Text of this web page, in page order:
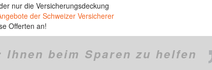
nur die Versicherungsdeckung
der Schweizer Versicherer
Offerten an!
Ihnen beim Sparen zu helfen